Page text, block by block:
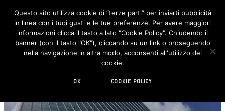
F
c
e
b
o
I
n
s
t
Questo sito utilizza cookie di “terze parti” per inviarti pubblicità
in linea con i tuoi gusti e le tue preferenze. Per avere maggiori
informazioni clicca il tasto a lato "Cookie Policy". Chiudendo il
banner (con il tasto "OK"), cliccando su un link o proseguendo
nella navigazione in altra modo, acconsenti all'utilizzo dei
cookie.
OK COOKIE POLICY